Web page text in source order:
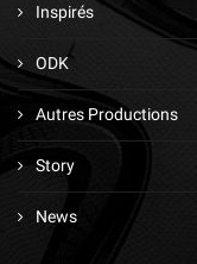
Inspirés
ODK
Autres Productions
Story
News